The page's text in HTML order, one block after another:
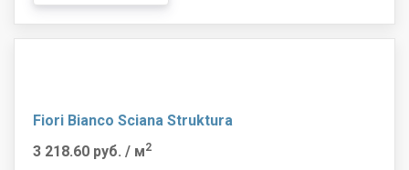
Fiori Bianco Sciana Struktura
3 218.60 руб. / м2